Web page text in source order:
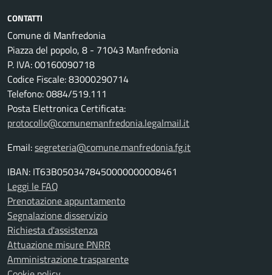
CONTATTI
Comune di Manfredonia
Piazza del popolo, 8 - 71043 Manfredonia
P. IVA: 00160090718
Codice Fiscale: 83000290714
Telefono: 0884/519.111
Posta Elettronica Certificata:
protocollo@comunemanfredonia.legalmail.it
Email:segreteria@comune.manfredonia.fg.it
IBAN: IT63B0503478450000000008461
Leggi le FAQ
Prenotazione appuntamento
Segnalazione disservizio
Richiesta d'assistenza
Attuazione misure PNRR
Amministrazione trasparente